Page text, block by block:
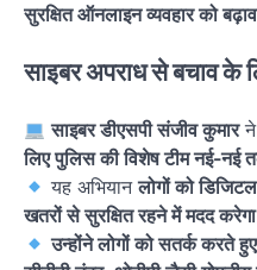
सुरक्षित ऑनलाइन व्यवहार को
साइबर अपराध से बचाव के
साइबर डीएसपी संजीव कुमारने
लिए पुलिस की विशेष टीम नई-नई
यह अभियानलोगों को
खतरों से सुरक्षित रहने में मदद
उन्होंने लोगों को सतर्क करते